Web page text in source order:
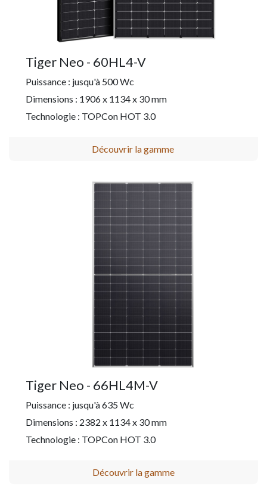
Tiger Neo - 60HL4-V
Puissance : jusqu'à 500 Wc
Dimensions : 1906 x 1134 x 30 mm
Technologie : TOPCon HOT 3.0
Découvrir la gamme
Tiger Neo - 66HL4M-V
Puissance : jusqu'à 635 Wc
Dimensions : 2382 x 1134 x 30 mm
Technologie : TOPCon HOT 3.0
Découvrir la gamme